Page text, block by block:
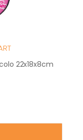
22x18x8cm